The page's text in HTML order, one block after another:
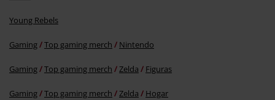
Young Rebels
Gaming Top gaming merch Nintendo
Gaming Top gaming merch Zelda Figuras
Gaming Top gaming merch Zelda Hogar